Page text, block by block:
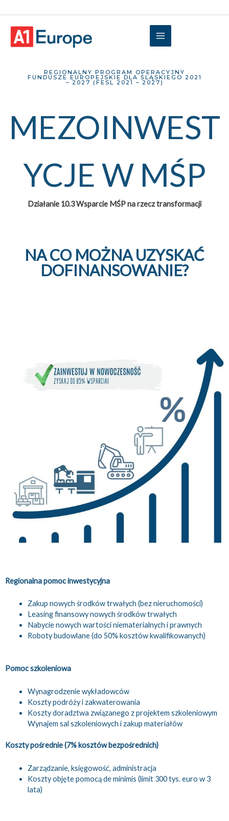
REGIONALNY PROGRAM OPERACYJNY
FUNDUSZE EUROPEJSKIE DLA ŚLĄSKIEGO 2021
– 2027 (FESL 2021 – 2027)
MEZOINWEST
YCJE W MŚP
Działanie 10.3 Wsparcie MŚP na rzecz transformacji
NA CO MOŻNA UZYSKAĆ
DOFINANSOWANIE?
Regionalna pomoc inwestycyjna
Zakup nowych środków trwałych (bez nieruchomości)
Leasing finansowy nowych środków trwałych
Nabycie nowych wartości niematerialnych i prawnych
Roboty budowlane (do 50% kosztów kwalifikowanych)
Pomoc szkoleniowa
Wynagrodzenie wykładowców
Koszty podróży i zakwaterowania
Koszty doradztwa związanego z projektem szkoleniowym
Wynajem sal szkoleniowych i zakup materiałów
Koszty pośrednie (7% kosztów bezpośrednich)
Zarządzanie, księgowość, administracja
Koszty objęte pomocą de minimis (limit 300 tys. euro w 3
lata)